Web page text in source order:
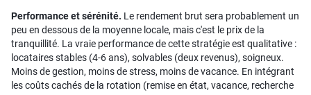
Performance et sérénité. Le rendement brut sera probablement un
peu en dessous de la moyenne locale, mais c'est le prix de la
tranquillité. La vraie performance de cette stratégie est qualitative :
locataires stables (4-6 ans), solvables (deux revenus), soigneux.
Moins de gestion, moins de stress, moins de vacance. En intégrant
les coûts cachés de la rotation (remise en état, vacance, recherche